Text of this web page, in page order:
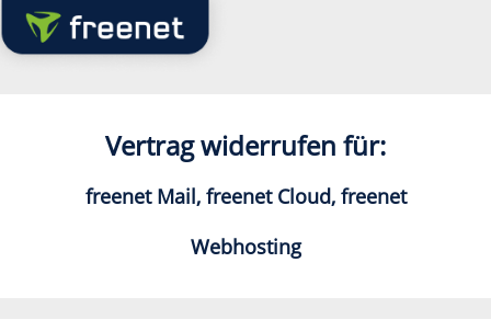
Vertrag widerrufen für:
freenet Mail, freenet Cloud, freenet
Webhosting